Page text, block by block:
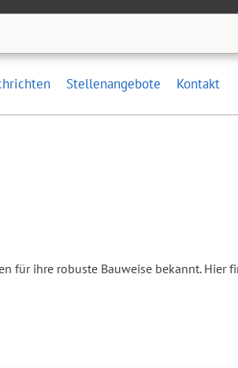
Stellenangebote Kontakt
für ihre robuste Bauweise bekannt. Hier